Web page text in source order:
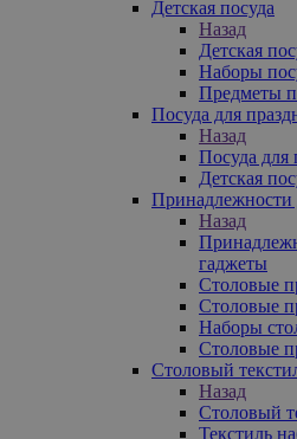
Детская посуда
Назад
Детская
Наборы
Предметы
Посуда для
Назад
Посуда для
Детская
Принадлежности
Назад
гаджеты
Столовые
Столовые
Наборы
Столовые
Столовый
Назад
Столовый
Текстиль